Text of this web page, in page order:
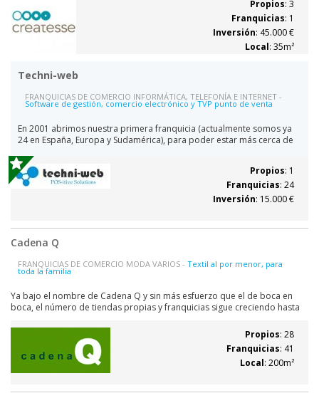
ofrecemos...
Propios: 3
Franquicias: 1
Inversión: 45.000 €
Local: 35m²
Techni-web
FRANQUICIAS DE COMERCIO INFORMÁTICA, TELEFONÍA E INTERNET -
Software de gestión, comercio electrónico y TVP punto de venta
En 2001 abrimos nuestra primera franquicia (actualmente somos ya
24 en España, Europa y Sudamérica), para poder estar más cerca de
creación de franquicias de software. Nuestra ventaja competitiva: un
original sistema de trabajo, el...
Propios: 1
Franquicias: 24
Inversión: 15.000 €
Cadena Q
FRANQUICIAS DE COMERCIO MODA VARIOS - Textil al por menor, para
toda la familia
Ya bajo el nombre de Cadena Q y sin más esfuerzo que el de boca en
boca, el número de tiendas propias y franquicias sigue creciendo hasta
realiza un cambio de imagen en sus tiendas adoptando un nuevo
logotipo que sería...
Propios: 28
Franquicias: 41
Local: 200m²